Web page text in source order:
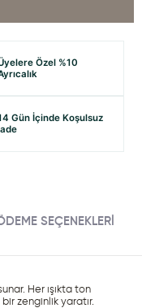
Özel %10
Gün İçinde Koşulsuz
SEÇENEKLERI
Her ışıkta ton
zenginlik yaratır.